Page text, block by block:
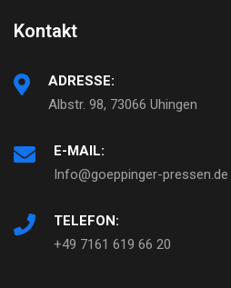
Kontakt
ADRESSE:
Albstr. 98, 73066 Uhingen
E-MAIL:
Info@goeppinger-pressen.de
TELEFON:
+49 7161 619 66 20